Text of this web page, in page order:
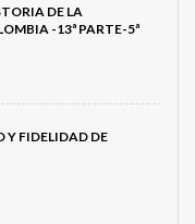
DE LA
-13ª PARTE-5ª
Y FIDELIDAD DE